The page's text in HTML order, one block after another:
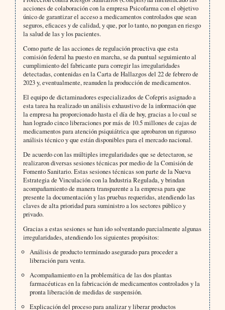
acciones de colaboración con la empresa Psicofarma con el objetivo
único de garantizar el acceso a medicamentos controlados que sean
seguros, eficaces y de calidad, y que, por lo tanto, no pongan en riesgo
la salud de las y los pacientes.
Como parte de las acciones de regulación proactiva que esta
comisión federal ha puesto en marcha, se da puntual seguimiento al
cumplimiento del fabricante para corregir las irregularidades
detectadas, contenidas en la Carta de Hallazgos del 22 de febrero de
2023 y, eventualmente, reanuden la producción de medicamentos.
El equipo de dictaminadores especializados de Cofepris asignado a
esta tarea ha realizado un análisis exhaustivo de la información que
la empresa ha proporcionado hasta el día de hoy, gracias a lo cual se
han logrado cinco liberaciones por más de 10.5 millones de cajas de
medicamentos para atención psiquiátrica que aprobaron un riguroso
análisis técnico y que están disponibles para el mercado nacional.
De acuerdo con las múltiples irregularidades que se detectaron, se
realizaron diversas sesiones técnicas por medio de la Comisión de
Fomento Sanitario. Estas sesiones técnicas son parte de la Nueva
Estrategia de Vinculación con la Industria Regulada, y brindan
acompañamiento de manera transparente a la empresa para que
presente la documentación y las pruebas requeridas, atendiendo las
claves de alta prioridad para suministro a los sectores público y
privado.
Gracias a estas sesiones se han ido solventando parcialmente algunas
irregularidades, atendiendo los siguientes propósitos:
Análisis de producto terminado asegurado para proceder a
liberación para venta.
Acompañamiento en la problemática de las dos plantas
farmacéuticas en la fabricación de medicamentos controlados y la
pronta liberación de medidas de suspensión.
Explicación del proceso para analizar y liberar productos